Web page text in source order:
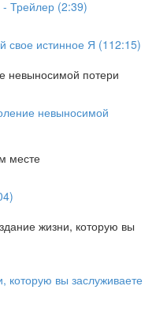
- Трейлер (2:39)
свое истинное Я (112:15)
невыносимой потери
невыносимой
месте
жизни, которую вы
которую вы заслуживаете